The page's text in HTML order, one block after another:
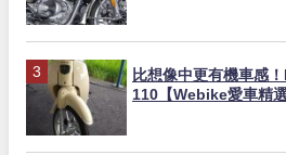
比想像中更有機車感
110【Webike愛車精選